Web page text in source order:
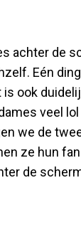
achter de
Eén
ook
veel
we de
ze hun
de